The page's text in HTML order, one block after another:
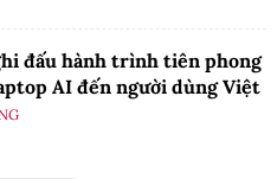
đấu hành trình tiên phong
AI đến người dùng Việt